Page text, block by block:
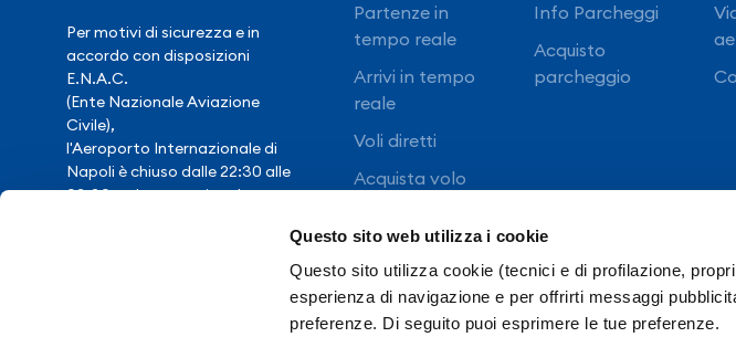
Questo sito web utilizza i cookie
Questo sito utilizza cookie (tecnici e di profilazione,
esperienza di navigazione e per offrirti messaggi
preferenze. Di seguito puoi esprimere le tue preferenze.
Per motivi di sicurezza e in
accordo con disposizioni
E.N.A.C.
(Ente Nazionale Aviazione
Civile),
l'Aeroporto Internazionale di
Napoli è chiuso dalle 22:30 alle
03:30, salvo eccezionale
Partenze in
tempo reale
Arrivi in tempo
reale
Voli diretti
Acquista volo
Info Parcheggi
Acquisto
parcheggio